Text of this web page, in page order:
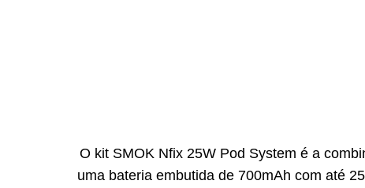
O kit SMOK Nfix 25W Pod System é a
uma bateria embutida de 700mAh com até